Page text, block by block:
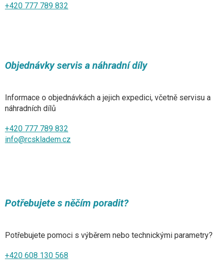
+420 777 789 832
Objednávky servis a náhradní díly
Informace o objednávkách a jejich expedici, včetně servisu a
náhradních dílů
+420 777 789 832
info@rcskladem.cz
Potřebujete s něčím poradit?
Potřebujete pomoci s výběrem nebo technickými parametry?
+420 608 130 568